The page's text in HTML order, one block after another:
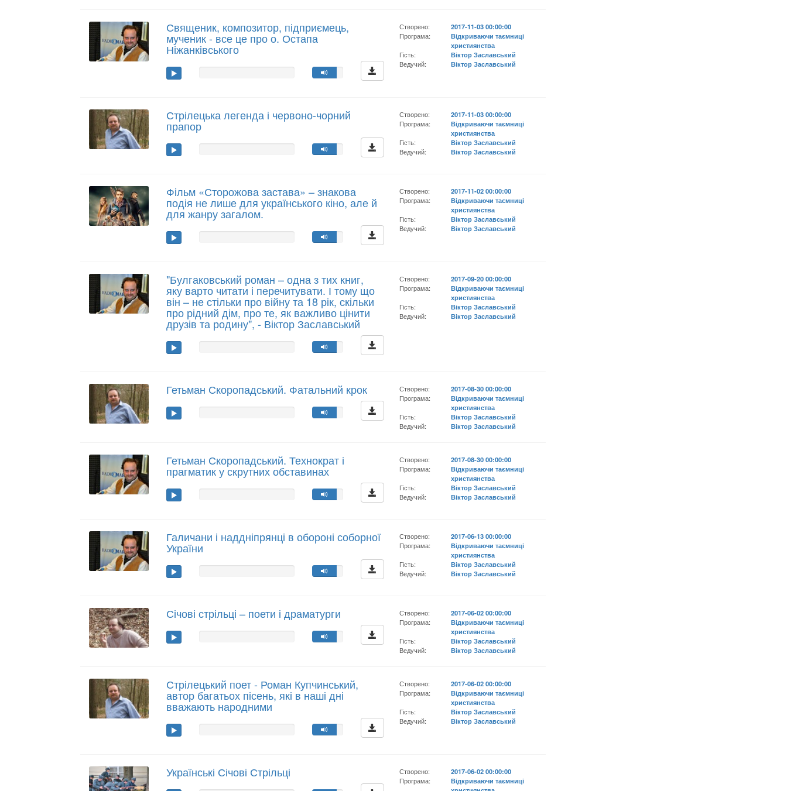
Священик, композитор, підприємець,
мученик - все це про о. Остапа
Ніжанківського
Створено:
2017-11-03 00:00:00
Програма:
Відкриваючи таємниці
християнства
Гість:
Віктор Заславський
Ведучий:
Віктор Заславський
Стрілецька легенда і червоно-чорний
прапор
Створено:
2017-11-03 00:00:00
Програма:
Відкриваючи таємниці
християнства
Гість:
Віктор Заславський
Ведучий:
Віктор Заславський
Фільм «Сторожова застава» – знакова
подія не лише для українського кіно, але й
для жанру загалом.
Створено:
2017-11-02 00:00:00
Програма:
Відкриваючи таємниці
християнства
Гість:
Віктор Заславський
Ведучий:
Віктор Заславський
"Булгаковський роман – одна з тих книг,
яку варто читати і перечитувати. І тому що
він – не стільки про війну та 18 рік, скільки
про рідний дім, про те, як важливо цінити
друзів та родину", - Віктор Заславський
Створено:
2017-09-20 00:00:00
Програма:
Відкриваючи таємниці
християнства
Гість:
Віктор Заславський
Ведучий:
Віктор Заславський
Гетьман Скоропадський. Фатальний крок Створено:
2017-08-30 00:00:00
Програма:
Відкриваючи таємниці
християнства
Гість:
Віктор Заславський
Ведучий:
Віктор Заславський
Гетьман Скоропадський. Технократ і
прагматик у скрутних обставинах
Створено:
2017-08-30 00:00:00
Програма:
Відкриваючи таємниці
християнства
Гість:
Віктор Заславський
Ведучий:
Віктор Заславський
Галичани і наддніпрянці в обороні соборної
України
Створено:
2017-06-13 00:00:00
Програма:
Відкриваючи таємниці
християнства
Гість:
Віктор Заславський
Ведучий:
Віктор Заславський
Січові стрільці – поети і драматурги Створено:
2017-06-02 00:00:00
Програма:
Відкриваючи таємниці
християнства
Гість:
Віктор Заславський
Ведучий:
Віктор Заславський
Стрілецький поет - Роман Купчинський,
автор багатьох пісень, які в наші дні
вважають народними
Створено:
2017-06-02 00:00:00
Програма:
Відкриваючи таємниці
християнства
Гість:
Віктор Заславський
Ведучий:
Віктор Заславський
Українські Січові Стрільці Створено:
2017-06-02 00:00:00
Програма:
Відкриваючи таємниці